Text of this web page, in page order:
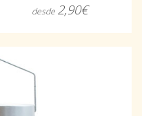
desde 2,90€